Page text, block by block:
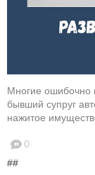
Многие ошибочно
бывший супруг
нажитое
0
##